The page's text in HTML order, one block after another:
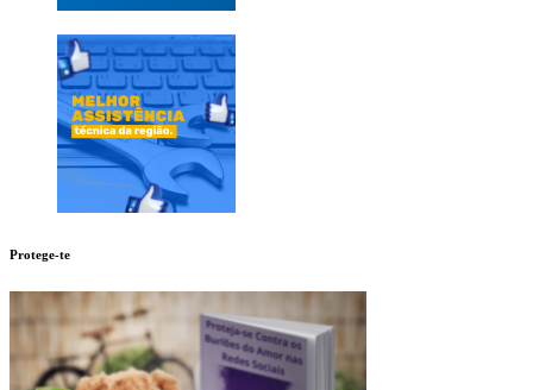
Protege-te